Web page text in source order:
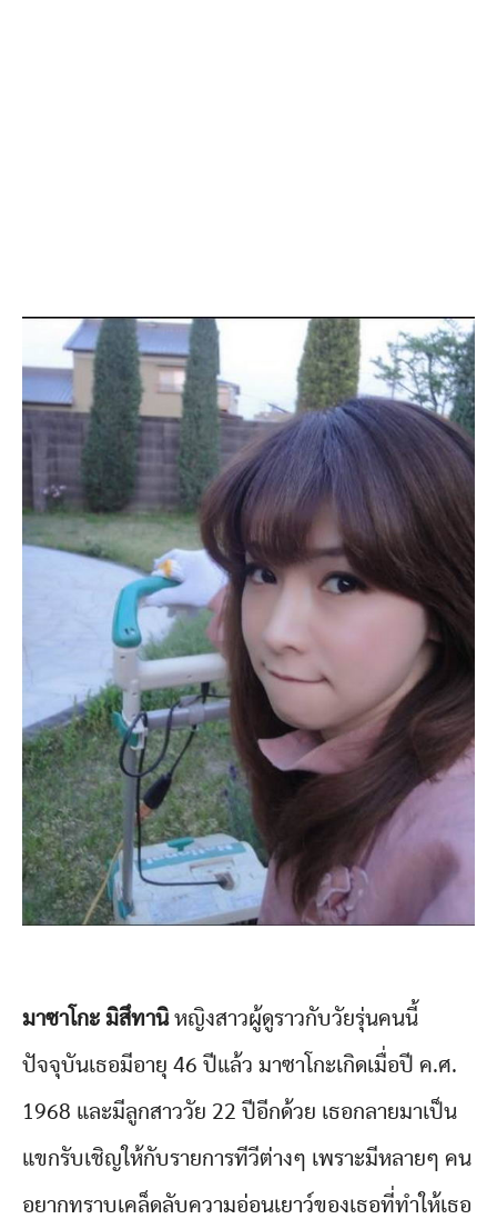
มาซาโกะ มิสึทานิหญิงสาวผู้ดูราวกับวัยรุ่นคนนี้
ปัจจุบันเธอมีอายุ 46 ปีแล้ว มาซาโกะเกิดเมื่อปี ค.ศ.
1968 และมีลูกสาววัย 22 ปีอีกด้วย เธอกลายมาเป็น
แขกรับเชิญให้กับรายการทีวีต่างๆ เพราะมีหลายๆ คน
อยากทราบเคล็ดลับความอ่อนเยาว์ของเธอที่ทำให้เธอ